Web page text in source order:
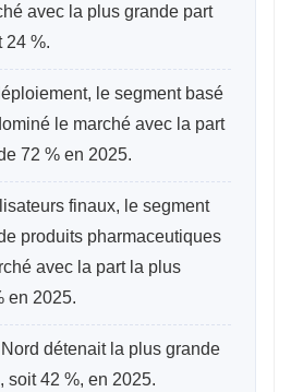
avec la plus grande part
24 %.
le segment basé
le marché avec la part
72 % en 2025.
finaux, le segment
produits pharmaceutiques
avec la part la plus
en 2025.
détenait la plus grande
soit 42 %, en 2025.